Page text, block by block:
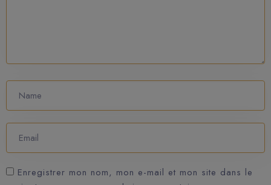
Enregistrer mon nom, mon e-mail et mon site dans le